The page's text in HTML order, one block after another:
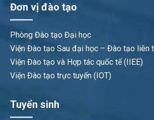
Đơn vị đào tạo
Phòng Đào tạo Đại học
Viện Đào tạo Sau đại học – Đào tạo liên
Viện Đào tạo và Hợp tác quốc tế (IIEE)
Viện Đào tạo trực tuyến (IOT)
Tuyển sinh